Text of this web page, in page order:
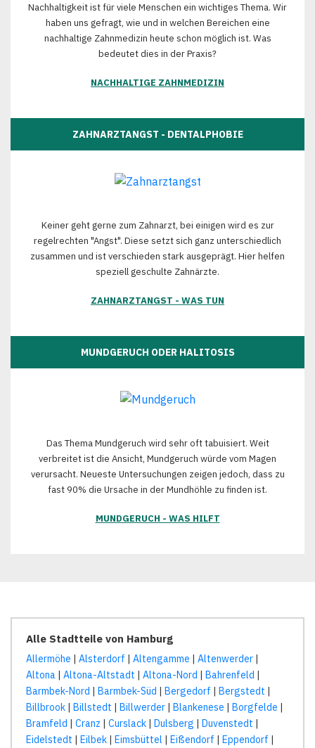
Nachhaltigkeit ist für viele Menschen ein wichtiges Thema. Wir
haben uns gefragt, wie und in welchen Bereichen eine
nachhaltige Zahnmedizin heute schon möglich ist. Was
bedeutet dies in der Praxis?
NACHHALTIGE ZAHNMEDIZIN
ZAHNARZTANGST - DENTALPHOBIE
Keiner geht gerne zum Zahnarzt, bei einigen wird es zur
regelrechten "Angst". Diese setzt sich ganz unterschiedlich
zusammen und ist verschieden stark ausgeprägt. Hier helfen
speziell geschulte Zahnärzte.
ZAHNARZTANGST - WAS TUN
MUNDGERUCH ODER HALITOSIS
Das Thema Mundgeruch wird sehr oft tabuisiert. Weit
verbreitet ist die Ansicht, Mundgeruch würde vom Magen
verursacht. Neueste Untersuchungen zeigen jedoch, dass zu
fast 90% die Ursache in der Mundhöhle zu finden ist.
MUNDGERUCH - WAS HILFT
Alle Stadtteile von Hamburg
Allermöhe | Alsterdorf | Altengamme | Altenwerder |
Altona | Altona-Altstadt | Altona-Nord | Bahrenfeld |
Barmbek-Nord | Barmbek-Süd | Bergedorf | Bergstedt |
Billbrook | Billstedt | Billwerder | Blankenese | Borgfelde |
Bramfeld | Cranz | Curslack | Dulsberg | Duvenstedt |
Eidelstedt | Eilbek | Eimsbüttel | Eißendorf | Eppendorf |